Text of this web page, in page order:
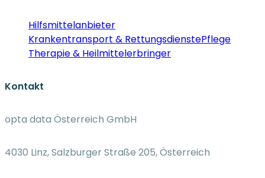
Hilfsmittelanbieter
Krankentransport & RettungsdienstePflege
Therapie & Heilmittelerbringer
Kontakt
opta data Österreich GmbH
4030 Linz, Salzburger Straße 205, Österreich